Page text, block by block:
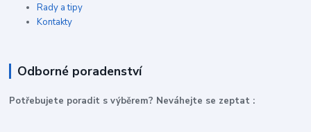
Rady a tipy
Kontakty
Odborné poradenství
Potřebujete poradit s výběrem? Neváhejte se zeptat :